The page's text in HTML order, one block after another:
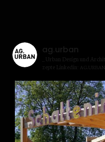
ag.urban
_ Urban Design und
zep­te Lin­kedin: AG URBAN